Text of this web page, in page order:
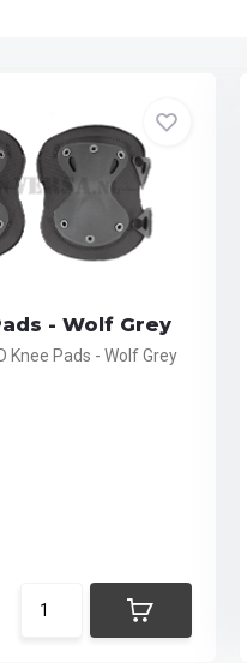
- Wolf Grey
Knee Pads - Wolf Grey